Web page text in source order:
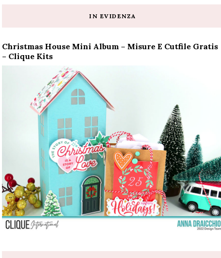
IN EVIDENZA
Christmas House Mini Album – Misure E Cutfile Gratis
– Clique Kits